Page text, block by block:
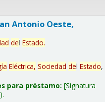
Antonio Oeste,
del Estado.
Eléctrica, Sociedad del Estado,
para préstamo: Signatura